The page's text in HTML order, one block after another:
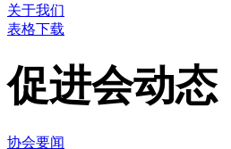
关于我们
表格下载
促进会动态
协会要闻